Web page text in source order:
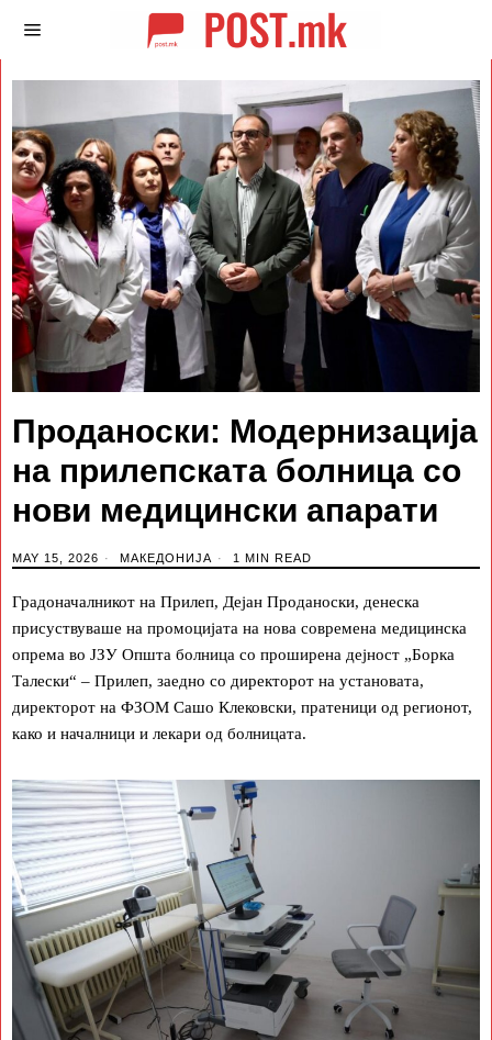
Проданоски: Модернизација
на прилепската болница со
нови медицински апарати
MAY 15, 2026 МАКЕДОНИЈА 1 MIN READ
Градоначалникот на Прилеп, Дејан Проданоски, денеска
присуствуваше на промоцијата на нова современа медицинска
опрема во ЈЗУ Општа болница со проширена дејност „Борка
Талески“ – Прилеп, заедно со директорот на установата,
директорот на ФЗОМ Сашо Клековски, пратеници од регионот,
како и началници и лекари од болницата.